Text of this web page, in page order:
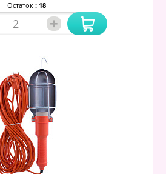
Остаток : 18
+